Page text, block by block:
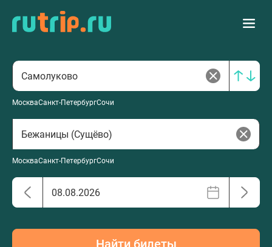
МоскваСанкт-ПетербургСочи
МоскваСанкт-ПетербургСочи
Найти билеты